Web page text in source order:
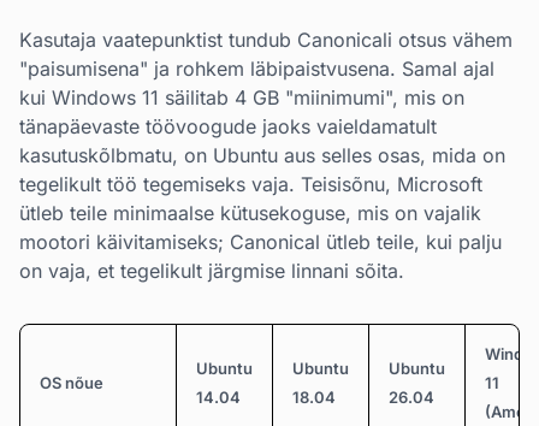
Kasutaja vaatepunktist tundub Canonicali otsus vähem
"paisumisena" ja rohkem läbipaistvusena. Samal ajal
kui Windows 11 säilitab 4 GB "miinimumi", mis on
tänapäevaste töövoogude jaoks vaieldamatult
kasutuskõlbmatu, on Ubuntu aus selles osas, mida on
tegelikult töö tegemiseks vaja. Teisisõnu, Microsoft
ütleb teile minimaalse kütusekoguse, mis on vajalik
mootori käivitamiseks; Canonical ütleb teile, kui palju
on vaja, et tegelikult järgmise linnani sõita.
OS nõue
Ubuntu
14.04
Ubuntu
18.04
Ubuntu
26.04
11